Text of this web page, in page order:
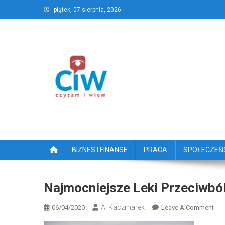
to
piątek, 07 sierpnia, 2026
CzytamiWiem.pl –
BIZNES I FINANSE PRACA
Najmocniejsze Leki
06/04/2020 A. Kaczmarek Leave A CommentOn